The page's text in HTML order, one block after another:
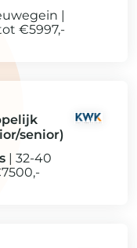
€5997,-
senior)
32-40